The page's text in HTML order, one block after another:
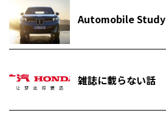
Automobile Study
雑誌に載らない話